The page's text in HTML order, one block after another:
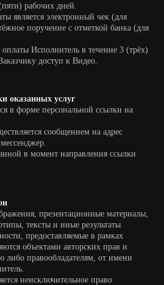
рабочих дней.
является электронный чек (для
поручение с отметкой банка (для
Исполнитель в течение 3 (трёх)
доступ к Видео.
оказанных услуг
в форме персональной ссылки на
сообщением на адрес
в момент направления ссылки
презентационные материалы,
тексты и иные результаты
предоставляемые в рамках
объектами авторских прав и
либо правообладателям, от имени
неисключительное право